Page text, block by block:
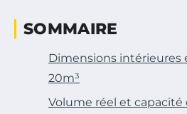
SOMMAIRE
Dimensions intérieures
20m³
Volume réel et capacité